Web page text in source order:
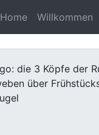
Home Willkommen